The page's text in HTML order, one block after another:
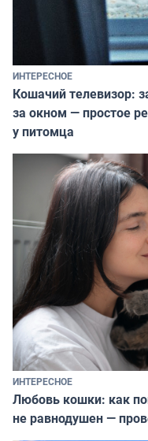
ИНТЕРЕСНОЕ
Кошачий телевизор:
за окном — простое
у питомца
ИНТЕРЕСНОЕ
Любовь кошки: как
не равнодушен —